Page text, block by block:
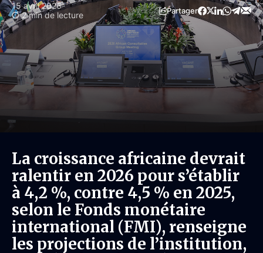
15 avril 2026
2 min de lecture
Partager
La croissance africaine devrait
ralentir en 2026 pour s’établir
à 4,2 %, contre 4,5 % en 2025,
selon le Fonds monétaire
international (FMI), renseigne
les projections de l’institution,